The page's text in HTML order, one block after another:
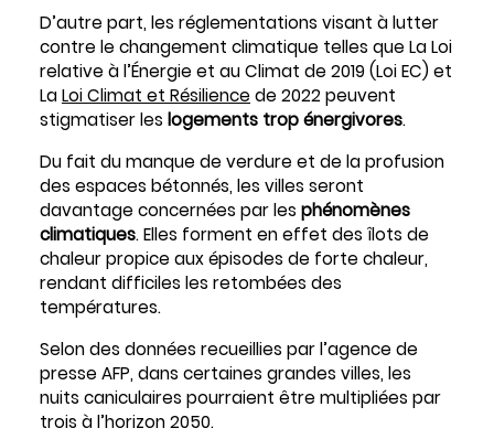
D’autre part, les réglementations visant à lutter
contre le changement climatique telles que La Loi
relative à l’Énergie et au Climat de 2019 (Loi EC) et
LaLoi Climat et Résilience de 2022 peuvent
stigmatiser les logements trop énergivores.
Du fait du manque de verdure et de la profusion
des espaces bétonnés, les villes seront
davantage concernées par les phénomènes
climatiques. Elles forment en effet des îlots de
chaleur propice aux épisodes de forte chaleur,
rendant difficiles les retombées des
températures.
Selon des données recueillies par l’agence de
presse AFP, dans certaines grandes villes, les
nuits caniculaires pourraient être multipliées par
trois à l’horizon 2050.